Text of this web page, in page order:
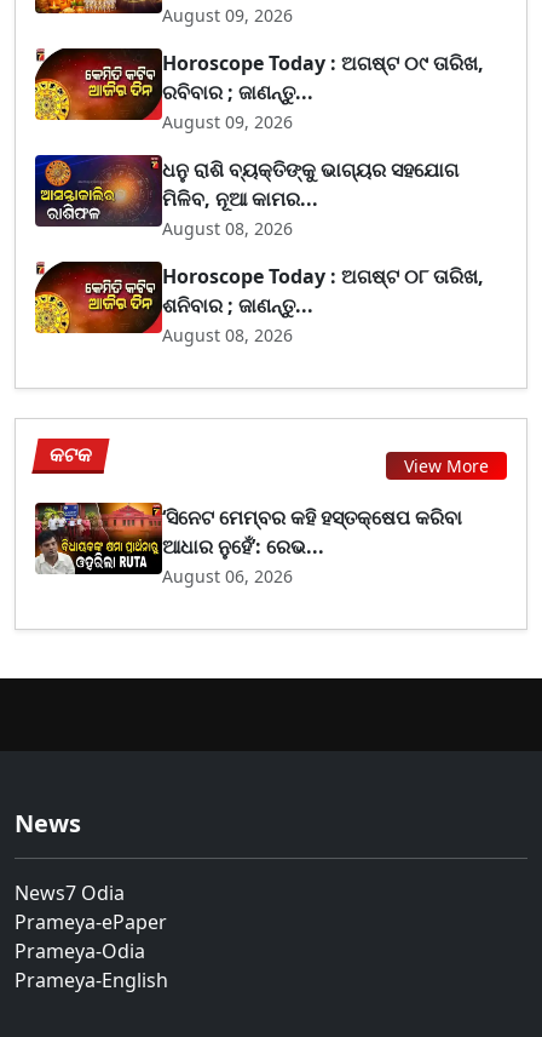
August 09, 2026
Horoscope Today : ଅଗଷ୍ଟ ୦୯ ତାରିଖ,
ରବିବାର ; ଜାଣନ୍ତୁ...
August 09, 2026
ଧନୁ ରାଶି ବ୍ୟକ୍ତିଙ୍କୁ ଭାଗ୍ୟର ସହଯୋଗ
ମିଳିବ, ନୂଆ କାମର...
August 08, 2026
Horoscope Today : ଅଗଷ୍ଟ ୦୮ ତାରିଖ,
ଶନିବାର ; ଜାଣନ୍ତୁ...
August 08, 2026
କଟକ View More
‘ସିନେଟ ମେମ୍ବର କହି ହସ୍ତକ୍ଷେପ କରିବା
ଆଧାର ନୁହେଁ’: ରେଭ...
August 06, 2026
News
News7 Odia
Prameya-ePaper
Prameya-Odia
Prameya-English